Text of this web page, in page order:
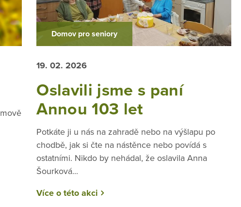
Domov pro seniory
19. 02. 2026
Oslavili jsme s paní
Annou 103 let
Potkáte ji u nás na zahradě nebo na výšlapu po
chodbě, jak si čte na nástěnce nebo povídá s
ostatními. Nikdo by nehádal, že oslavila Anna
Šourková...
Více o této akci